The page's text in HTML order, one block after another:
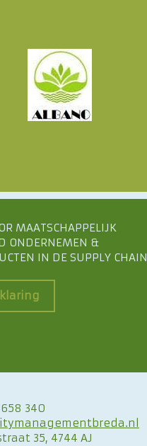
MAATSCHAPPELIJK
ONDERNEMEN &
IN DE SUPPLY CHAIN
340
35, 4744 AJ